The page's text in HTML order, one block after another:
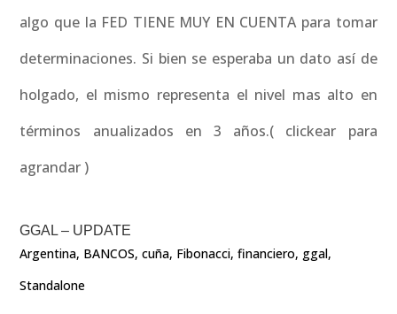
algo que la FED TIENE MUY EN CUENTA para tomar
determinaciones. Si bien se esperaba un dato así de
holgado, el mismo representa el nivel mas alto en
términos anualizados en 3 años.( clickear para
agrandar )
GGAL – UPDATE
Argentina, BANCOS,cuña, Fibonacci,financiero, ggal,
Standalone